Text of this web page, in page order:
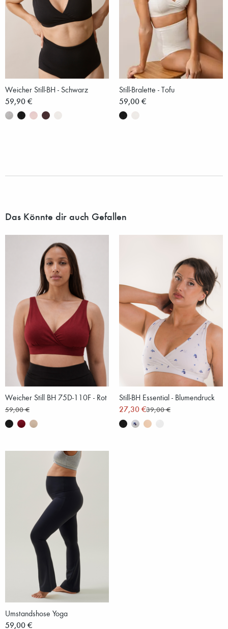
Weicher Still-BH - Schwarz
59,90 €
Still-Bralette - Tofu
59,00 €
Das Könnte dir auch Gefallen
Weicher Still BH 75D-110F - Rot
59,00 €
Still-BH Essential - Blumendruck
27,30 €39,00 €
Umstandshose Yoga
59,00 €